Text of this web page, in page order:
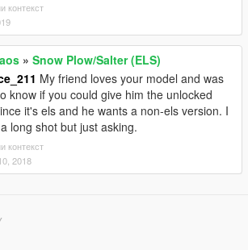
контекст
» Snow Plow/Salter (ELS)
My friend loves your model and was
know if you could give him the unlocked
it's els and he wants a non-els version. I
long shot but just asking.
контекст
2018